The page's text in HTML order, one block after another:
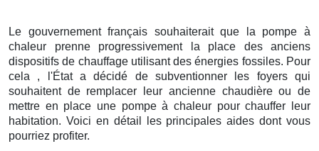
Le gouvernement français souhaiterait que la pompe à
chaleur prenne progressivement la place des anciens
dispositifs de chauffage utilisant des énergies fossiles. Pour
cela , l'État a décidé de subventionner les foyers qui
souhaitent de remplacer leur ancienne chaudière ou de
mettre en place une pompe à chaleur pour chauffer leur
habitation. Voici en détail les principales aides dont vous
pourriez profiter.